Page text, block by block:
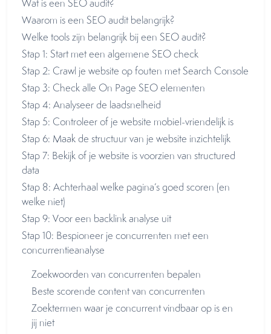
Wat is een SEO audit?
Waarom is een SEO audit belangrijk?
Welke tools zijn belangrijk bij een SEO audit?
Stap 1: Start met een algemene SEO check
Stap 2: Crawl je website op fouten met Search Console
Stap 3: Check alle On Page SEO elementen
Stap 4: Analyseer de laadsnelheid
Stap 5: Controleer of je website mobiel-vriendelijk is
Stap 6: Maak de structuur van je website inzichtelijk
Stap 7: Bekijk of je website is voorzien van structured
data
Stap 8: Achterhaal welke pagina’s goed scoren (en
welke niet)
Stap 9: Voor een backlink analyse uit
Stap 10: Bespioneer je concurrenten met een
concurrentieanalyse
Zoekwoorden van concurrenten bepalen
Beste scorende content van concurrenten
Zoektermen waar je concurrent vindbaar op is en
jij niet